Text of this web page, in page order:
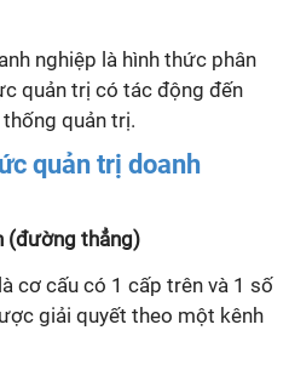
nghiệp là hình thức phân
quản trị có tác động đến
quản trị.
quản trị doanh
(đường thẳng)
cơ cấu có 1 cấp trên và 1 số
giải quyết theo một kênh